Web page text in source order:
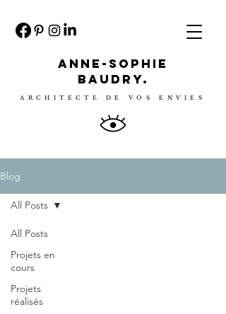
ANNE-SOPHIE
BAUDRY.
ARCHITECTE DE VOS ENVIES
Blog
All Posts
Projets en
cours
Projets
réalisés
All Posts